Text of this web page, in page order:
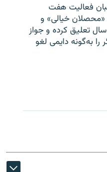
فعالیت هفت
خیالی» و
تعلیق کرده و جواز
به‌گونه دایمی لغو